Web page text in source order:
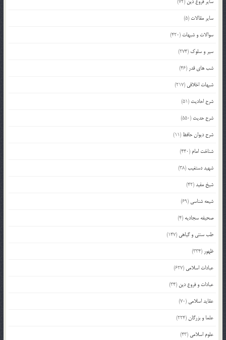
سایر مقالات (5)
سوالات و شبهات (420)
سیر و سلوک (274)
شب های قدر (46)
شبهات اخلاقی (217)
شرح احادیث (51)
شرح حدیث (550)
شرح دیوان حافظ (11)
شناخت امام (440)
شهید دستغیب(38)
شیخ مفید(42)
شیعه شناسی (69)
صحیفه سجادیه (4)
طب سنتی و گیاهی (147)
ظهور (334)
عبادات اسلامی (627)
عبادات و فروع دین (34)
عقاید اسلامی (70)
علما و بزرگان(224)
علوم اسلامی (43)